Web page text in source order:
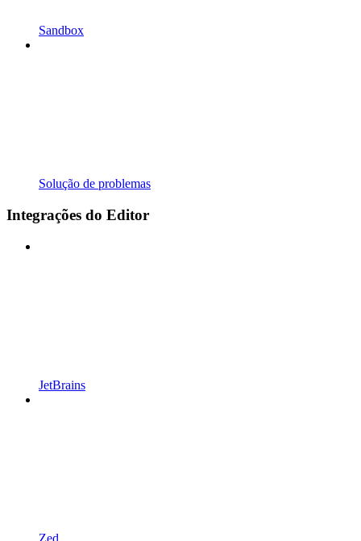
Sandbox
Solução de problemas
Integrações do Editor
JetBrains
Zed